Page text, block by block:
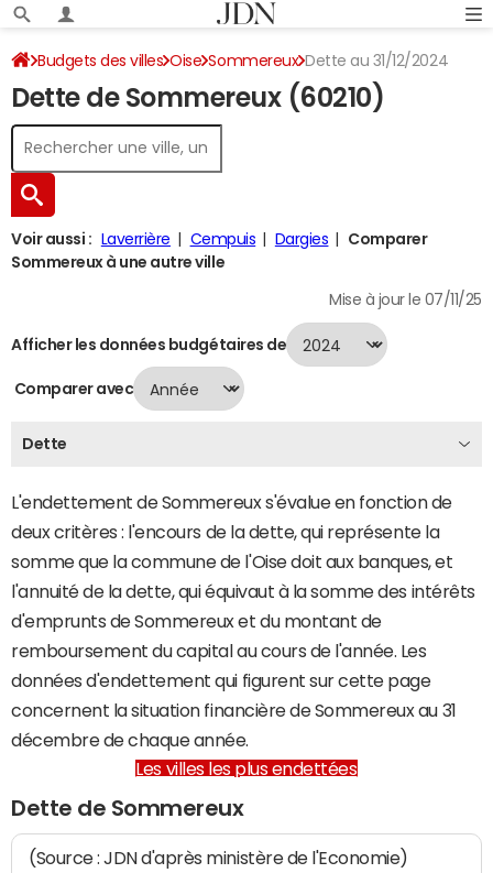
Budgets des villes Oise Sommereux Dette au 31/12/2024
Dette de Sommereux (60210)
Voir aussi : Laverrière Cempuis Dargies
Comparer
Sommereux à une autre ville
Mise à jour le 07/11/25
Afficher les données budgétaires de
Comparer avec
Dette
L'endettement de Sommereux s'évalue en fonction de
deux critères : l'encours de la dette, qui représente la
somme que la commune de l'Oise doit aux banques, et
l'annuité de la dette, qui équivaut à la somme des intérêts
d'emprunts de Sommereux et du montant de
remboursement du capital au cours de l'année. Les
données d'endettement qui figurent sur cette page
concernent la situation financière de Sommereux au 31
décembre de chaque année.
Les villes les plus endettées
Dette de Sommereux
(Source : JDN d'après ministère de l'Economie)